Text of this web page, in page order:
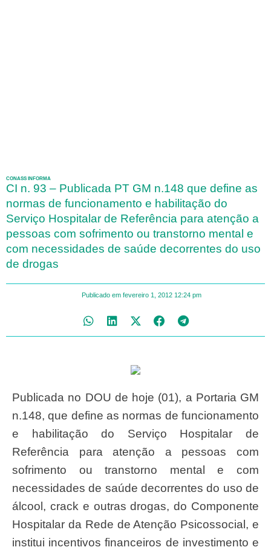
CONASS INFORMA
CI n. 93 – Publicada PT GM n.148 que define as
normas de funcionamento e habilitação do
Serviço Hospitalar de Referência para atenção a
pessoas com sofrimento ou transtorno mental e
com necessidades de saúde decorrentes do uso
de drogas
Publicado em fevereiro 1, 2012 12:24 pm
Publicada no DOU de hoje (01), a Portaria GM
n.148, que define as normas de funcionamento
e habilitação do Serviço Hospitalar de
Referência para atenção a pessoas com
sofrimento ou transtorno mental e com
necessidades de saúde decorrentes do uso de
álcool, crack e outras drogas, do Componente
Hospitalar da Rede de Atenção Psicossocial, e
institui incentivos financeiros de investimento e